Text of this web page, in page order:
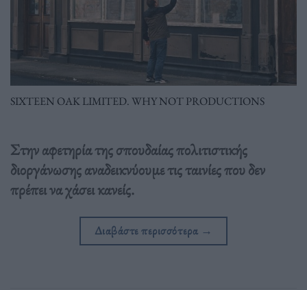
SIXTEEN OAK LIMITED. WHY NOT PRODUCTIONS
Στην αφετηρία της σπουδαίας πολιτιστικής
διοργάνωσης αναδεικνύουμε τις ταινίες που δεν
πρέπει να χάσει κανείς.
Διαβάστε περισσότερα →